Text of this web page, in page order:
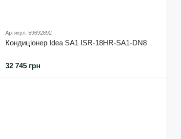
Артикул: 59692892
Кондиціонер Idea SA1 ISR-18HR-SA1-DN8
32 745 грн